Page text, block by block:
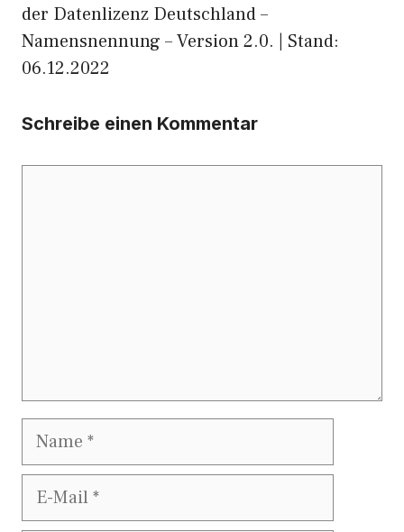
der Datenlizenz Deutschland –
Namensnennung – Version 2.0. | Stand:
06.12.2022
Schreibe einen Kommentar
Name
E-